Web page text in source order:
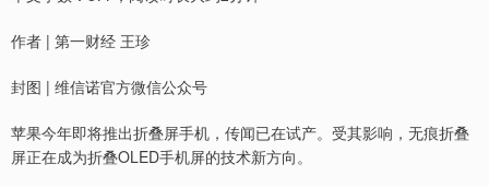
作者 | 第一财经 王珍
封图 | 维信诺官方微信公众号
苹果今年即将推出折叠屏手机，传闻已在试产。受其影响，无痕折叠
屏正在成为折叠OLED手机屏的技术新方向。